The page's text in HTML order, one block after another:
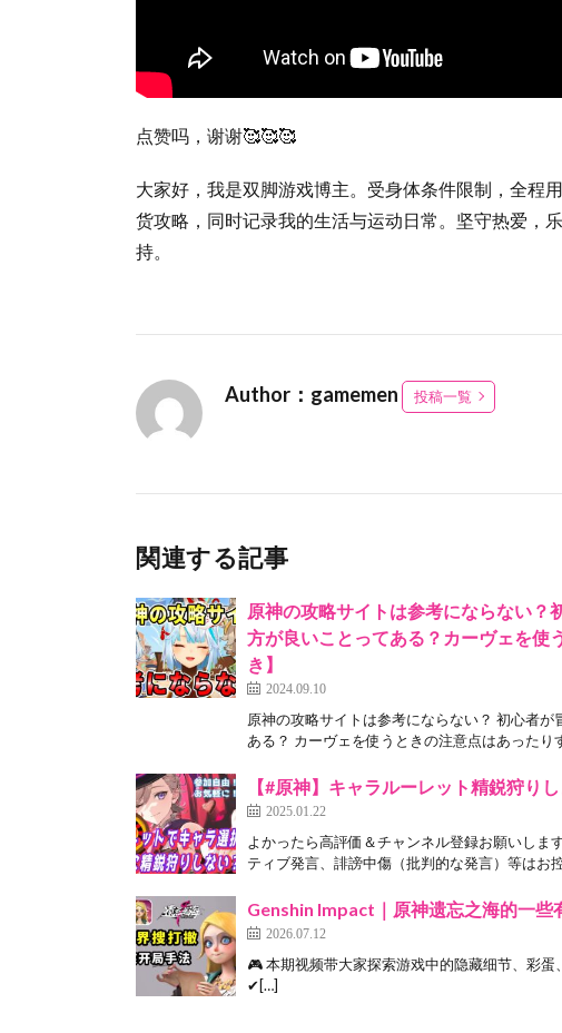
点赞吗，谢谢🥰🥰🥰
大家好，我是双脚游戏博主。受身体条件限制，全程
货攻略，同时记录我的生活与运动日常。坚守热爱，
持。
Author：gamemen 投稿一覧
関連する記事
原神の攻略サイトは参考にならない？
方が良いことってある？カーヴェを使
き】
2024.09.10
原神の攻略サイトは参考にならない？ 初心者
ある？ カーヴェを使うときの注意点はあったり
【#原神】キャラルーレット精鋭狩り
2025.01.22
よかったら高評価＆チャンネル登録お願いし
ティブ発言、誹謗中傷（批判的な発言）等はお
Genshin Impact｜原神遗忘之海的一些
2026.07.12
🎮 本期视频带大家探索游戏中的隐藏细节、彩
✔[…]